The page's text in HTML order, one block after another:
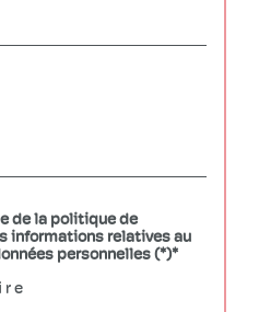
de la politique de
informations relatives au
personnelles (*)*